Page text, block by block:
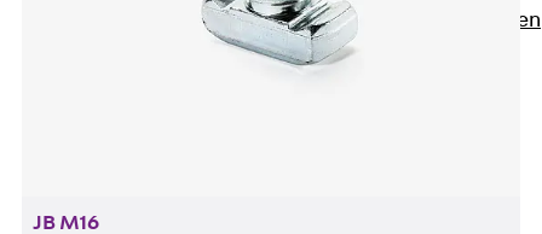
Individuelle Lösungen
Referenzen
JB M16